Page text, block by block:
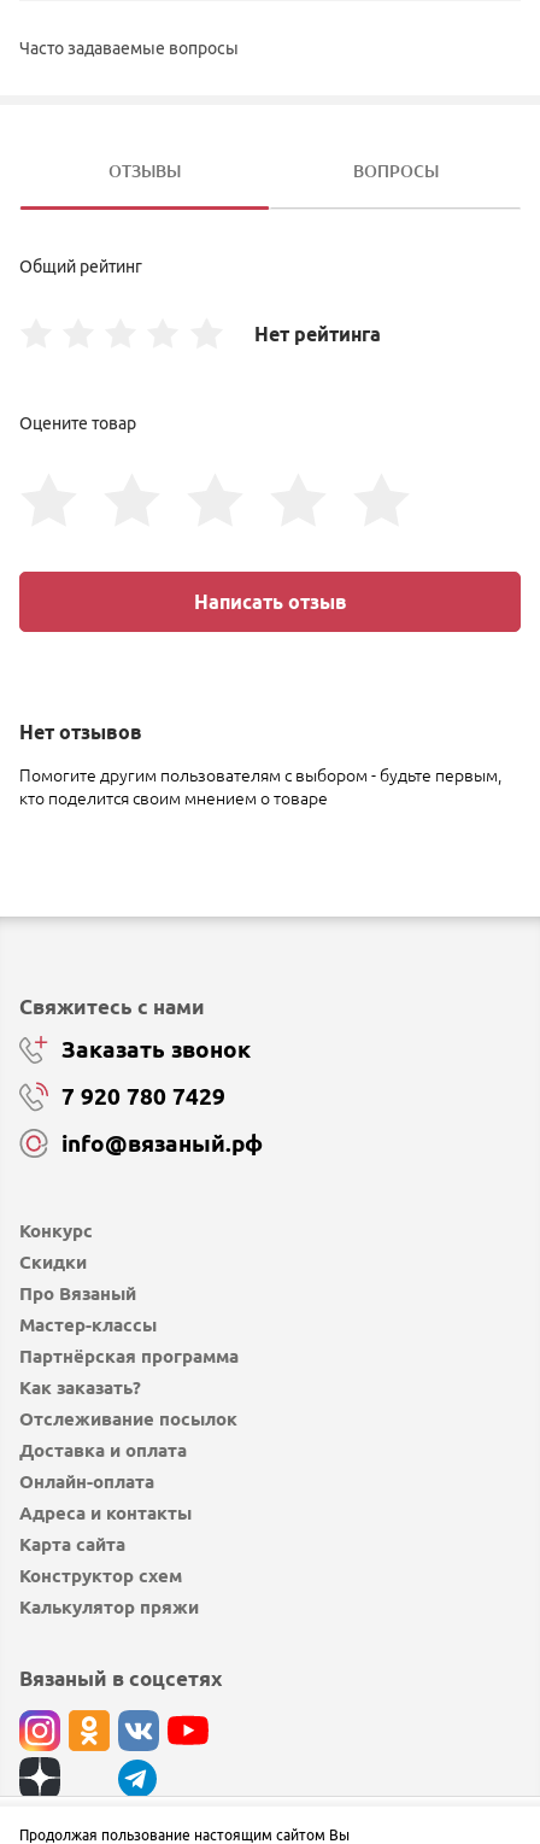
Часто задаваемые вопросы
ОТЗЫВЫ ВОПРОСЫ
Нет отзывов
Помогите другим пользователям с выбором - будьте первым,
кто поделится своим мнением о товаре
Общий рейтинг
Нет рейтинга
Оцените товар
Написать отзыв
Конкурс
Скидки
Про Вязаный
Мастер-классы
Партнёрская программа
Как заказать?
Отслеживание посылок
Доставка и оплата
Онлайн-оплата
Адреса и контакты
Карта сайта
Конструктор схем
Калькулятор пряжи
Свяжитесь с нами
Заказать звонок
7 920 780 7429
info@вязаный.рф
Вязаный в соцсетях
© вязаный.рф 2019 — 2026
Продолжая пользование настоящим сайтом Вы